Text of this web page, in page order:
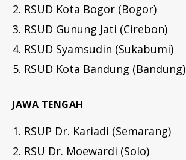
RSUD Kota Bogor (Bogor)
RSUD Gunung Jati (Cirebon)
RSUD Syamsudin (Sukabumi)
RSUD Kota Bandung (Bandung)
JAWA TENGAH
RSUP Dr. Kariadi (Semarang)
RSU Dr. Moewardi (Solo)